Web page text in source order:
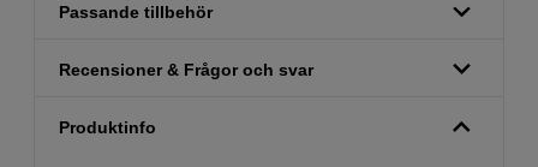
Passande tillbehör
Recensioner & Frågor och svar
Produktinfo